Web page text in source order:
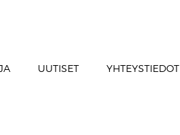
UUTISET YHTEYSTIEDOT